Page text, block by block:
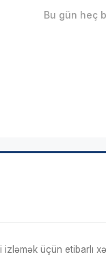
Bu gün heç
üçün etibarlı